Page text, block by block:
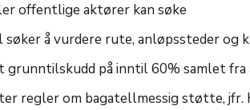
offentlige aktører kan søke
å vurdere rute, anløpssteder og
grunntilskudd på inntil 60% samlet
regler om bagatellmessig støtte, jfr.